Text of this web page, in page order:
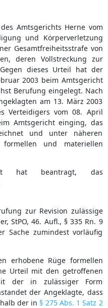
Amtsgerichts Herne vom
und Körperverletzung
Gesamtfreiheitsstrafe von
deren Vollstreckung zur
dieses Urteil hat der
2003 beim Amtsgericht
Berufung eingelegt. Nach
am 13. März 2003
Verteidigers vom 08. April
Amtsgericht einging, das
und unter näheren
und materiellen
hat beantragt, das
zur Revision zulässige
StPO, 46. Aufl., § 335 Rn. 9
zumindest vorläufig
erhobene Rüge formellen
Urteil mit den getroffenen
der in zulässiger Form
der Angeklagte, dass
der in § 275 Abs. 1 Satz 2